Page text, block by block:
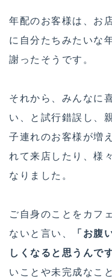
年配のお客様は、お
に自分たちみたいな
謝ったそうです。
それから、みんなに
い、と試行錯誤し、
子連れのお客様が増
れて来店したり、様
なりました。
ご自身のことをカフ
ないと言い、
「お腹
しくなると思うんで
いことや未完成なこ